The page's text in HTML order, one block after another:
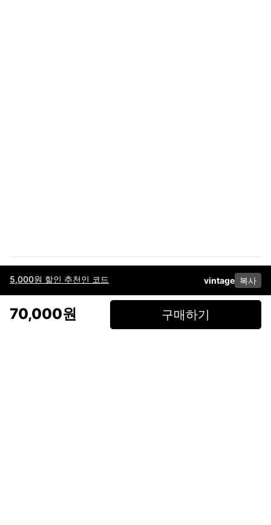
5,000원 할인 추천인 코드 vintage 복사
70,000원 구매하기
이용약관고객센터판매개인정보 처리방침사업자 정보다운로드
페이스북